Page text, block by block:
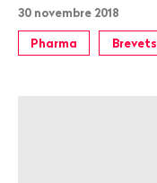
30 novembre 2018
Pharma Brevets